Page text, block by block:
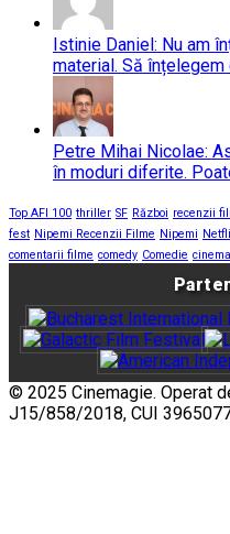
Istinie Daniel: Nu am
material. Să înțelegem
Petre Mihai Nicolae:
în moduri diferite.
Top AFI 100 thriller SF Război recenzii
fest Nipemi Recenzii Filme Nipemi
comentarii filme comedy Comedie
© 2025 Cinemagie. Operat
J15/858/2018, CUI